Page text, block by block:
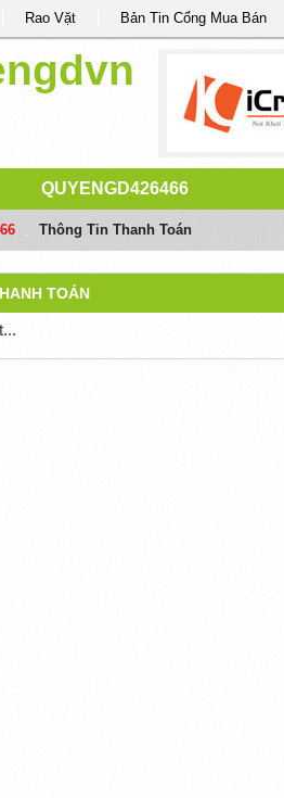
Rao Vặt Bản Tin Cổng Mua Bán
QUYENGD426466
Thông Tin Thanh Toán
TOÁN